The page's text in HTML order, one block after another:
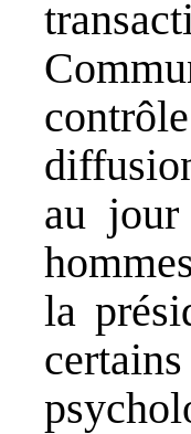
au
la